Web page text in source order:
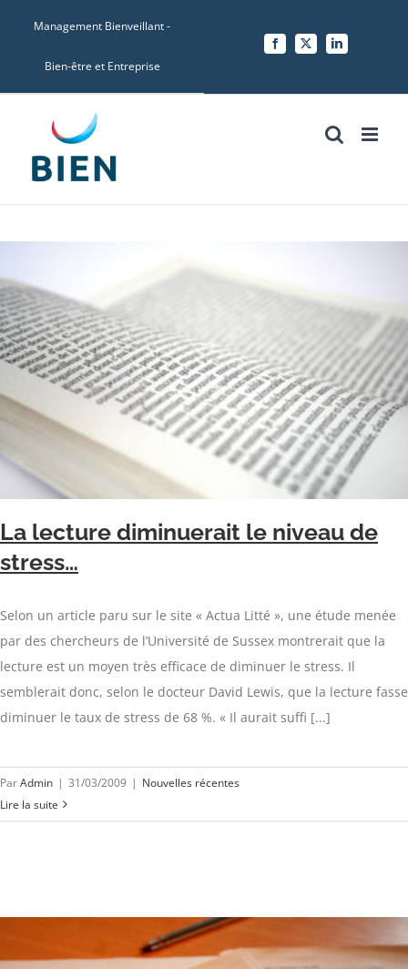
Management Bienveillant -
Bien-être et Entreprise
Facebook
X LinkedIn
La lecture diminuerait le niveau de
stress…
Selon un article paru sur le site « Actua Litté », une étude menée
par des chercheurs de l’Université de Sussex montrerait que la
lecture est un moyen très efficace de diminuer le stress. Il
semblerait donc, selon le docteur David Lewis, que la lecture fasse
diminuer le taux de stress de 68 %. « Il aurait suffi [...]
ParAdmin | 31/03/2009 | Nouvelles récentes
Lire la suite